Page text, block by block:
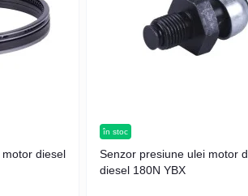
în stoc
Senzor presiune ulei motor
diesel 180N YBX